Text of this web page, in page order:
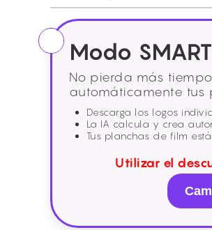
Modo
No pierda más
automáticamente tus
Descarga los logos
La IA calcula y crea
Tus planchas de film
Utilizar el